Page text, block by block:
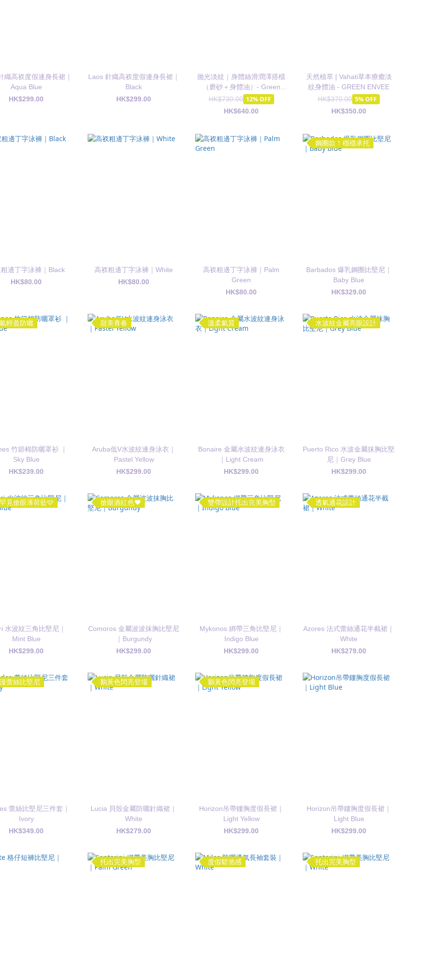
織高衩度假連身長裙｜
Aqua Blue
HK$299.00
Laos 針織高衩度假連身長裙｜
Black
HK$299.00
抛光淡紋｜身體絲滑潤澤搭檔
（磨砂＋身體油）- Green
Envee
HK$730.00 12% OFF
HK$640.00
天然植萃 | Vahati草本療癒淡
紋身體油 - GREEN ENVEE
HK$370.00 5% OFF
HK$350.00
邊丁字泳褲｜Black
HK$80.00
高衩粗邊丁字泳褲｜White
HK$80.00
高衩粗邊丁字泳褲｜Palm
Green
HK$80.00
鋼圈款！穩穩承托
Barbados 爆乳鋼圈比堅尼｜
Baby Blue
HK$329.00
輕盈防曬
竹節棉防曬罩衫 ｜
Sky Blue
HK$239.00
甜美青春
Aruba低V水波紋連身泳衣｜
Pastel Yellow
HK$299.00
溫柔氣質
Bonaire 金屬水波紋連身泳衣
｜Light Cream
HK$299.00
水波紋金屬亮眼設計
Puerto Rico 水波金屬抹胸比堅
尼｜Grey Blue
HK$299.00
見搶眼薄荷藍🩵
水波紋三角比堅尼｜
Mint Blue
HK$299.00
搶眼酒紅色❤️
Comoros 金屬波波抹胸比堅尼
｜Burgundy
HK$299.00
雙帶設計托出完美胸型
Mykonos 綁帶三角比堅尼｜
Indigo Blue
HK$299.00
透氣通花設計
Azores 法式蕾絲通花半截裙｜
White
HK$279.00
蕾絲比堅尼
蕾絲比堅尼三件套｜
Ivory
HK$349.00
鵝黃色閃亮登場
Lucia 貝殼金屬防曬針織裙｜
White
HK$279.00
鵝黃色閃亮登場
Horizon吊帶鏤胸度假長裙｜
Light Yellow
HK$299.00
Horizon吊帶鏤胸度假長裙｜
Light Blue
HK$299.00
托出完美胸型 度假鬆弛感 托出完美胸型